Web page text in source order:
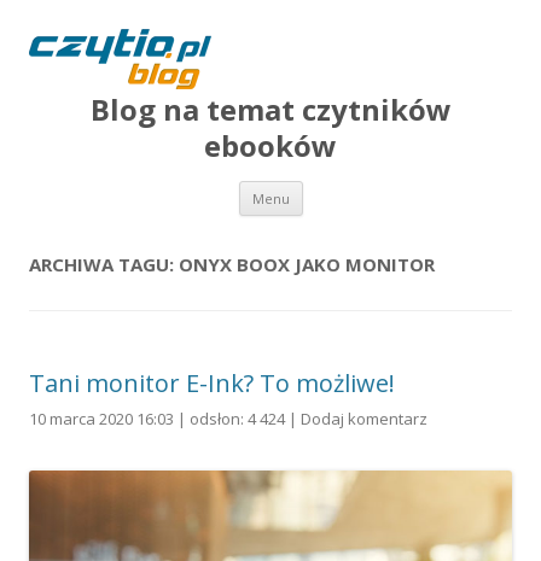
Blog na temat czytników
ebooków
Menu Przejdź do treści
ARCHIWA TAGU: ONYX BOOX JAKO MONITOR
Tani monitor E-Ink? To możliwe!
10 marca 2020 16:03 | odsłon: 4 424 | Dodaj komentarz